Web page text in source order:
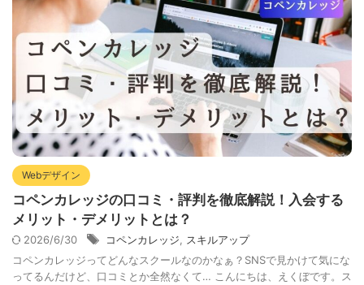
Webデザイン
コペンカレッジの口コミ・評判を徹底解説！入会する
メリット・デメリットとは？
2026/6/30 コペンカレッジ, スキルアップ
コペンカレッジってどんなスクールなのかなぁ？SNSで見かけて気にな
ってるんだけど、口コミとか全然なくて… こんにちは、えくぼです。ス